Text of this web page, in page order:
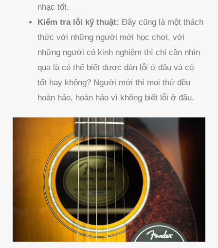
nhạc tốt.
Kiểm tra lỗi kỹ thuật: Đây cũng là một thách
thức với những người mới học chơi, với
những người có kinh nghiệm thì chỉ cần nhìn
qua là có thể biết được đàn lỗi ở đâu và có
tốt hay không? Người mới thì mọi thứ đều
hoàn hảo, hoàn hảo vì không biết lỗi ở đâu.